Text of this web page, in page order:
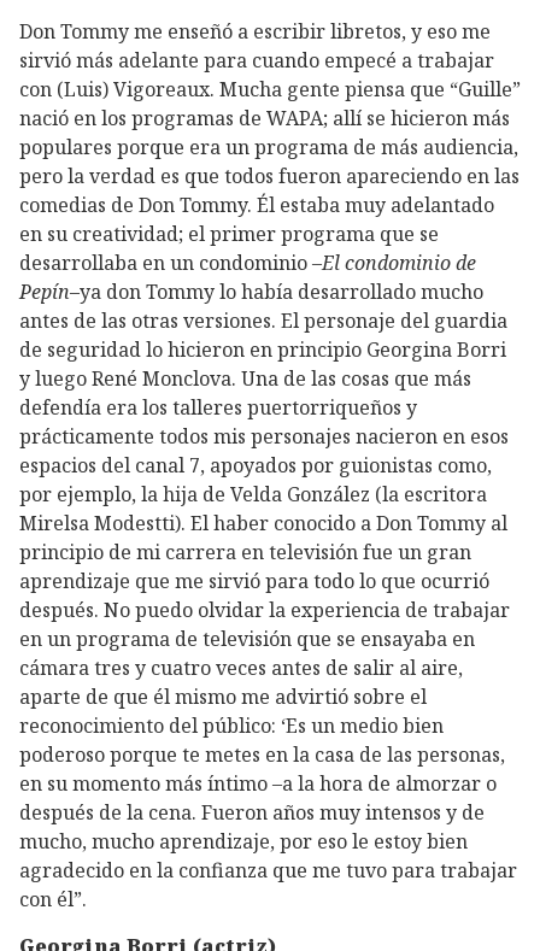
Don Tommy me enseñó a escribir libretos, y eso me
sirvió más adelante para cuando empecé a trabajar
con (Luis) Vigoreaux. Mucha gente piensa que “Guille”
nació en los programas de WAPA; allí se hicieron más
populares porque era un programa de más audiencia,
pero la verdad es que todos fueron apareciendo en las
comedias de Don Tommy. Él estaba muy adelantado
en su creatividad; el primer programa que se
desarrollaba en un condominio –El condominio de
Pepín–ya don Tommy lo había desarrollado mucho
antes de las otras versiones. El personaje del guardia
de seguridad lo hicieron en principio Georgina Borri
y luego René Monclova. Una de las cosas que más
defendía era los talleres puertorriqueños y
prácticamente todos mis personajes nacieron en esos
espacios del canal 7, apoyados por guionistas como,
por ejemplo, la hija de Velda González (la escritora
Mirelsa Modestti). El haber conocido a Don Tommy al
principio de mi carrera en televisión fue un gran
aprendizaje que me sirvió para todo lo que ocurrió
después. No puedo olvidar la experiencia de trabajar
en un programa de televisión que se ensayaba en
cámara tres y cuatro veces antes de salir al aire,
aparte de que él mismo me advirtió sobre el
reconocimiento del público: ‘Es un medio bien
poderoso porque te metes en la casa de las personas,
en su momento más íntimo –a la hora de almorzar o
después de la cena. Fueron años muy intensos y de
mucho, mucho aprendizaje, por eso le estoy bien
agradecido en la confianza que me tuvo para trabajar
con él”.